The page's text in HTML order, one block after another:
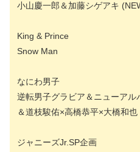
小山慶一郎＆加藤シゲアキ
King & Prince
Snow Man
なにわ男子
逆転男子グラビア＆ニューアル
＆道枝駿佑×高橋恭平×大橋和也
ジャニーズJr.SP企画